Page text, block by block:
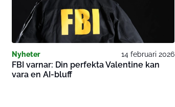
Nyheter 14 februari 2026
FBI varnar: Din perfekta Valentine kan
vara en AI-bluff